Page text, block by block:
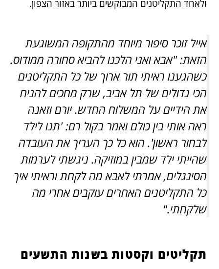
ולאחד התקליטנים המבוקשים ביותר באזור הצפון.
אייל זוכר סיפור מיוחד מהתקופה המשוגעת
הזאת: "אבא ואני הלכנו להביא סחורה ממודוס.
כשהגענו ראיתי תור ארוך של כל התקליטנים
הכי גדולים של תל אביב, שרק מחכים להניח
את הידיים על המשלוח החדש. יורם וזאנה
ראה אותי בין כולם ואמר בקול רם: 'תנו לילד
לבחור ראשון'. הוא כל כך העריך את העובדה
שהייתי ילד שמבין במוזיקה. ניגשתי לערמות
הסינגלים, אמרתי לאבא מה לקחת וראיתי איך
כל התקליטנים האחרים עוקבים אחרי מה
שלקחתי."
תקליטים וקסטות בשנות התשעים